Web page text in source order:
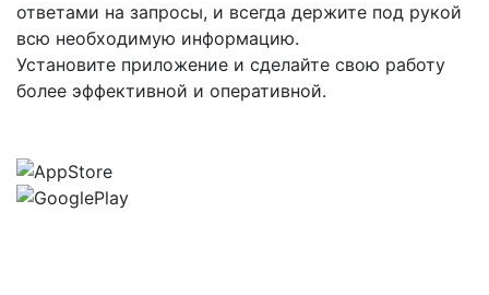
ответами на запросы, и всегда держите под рукой
всю необходимую информацию.
Установите приложение и сделайте свою работу
более эффективной и оперативной.